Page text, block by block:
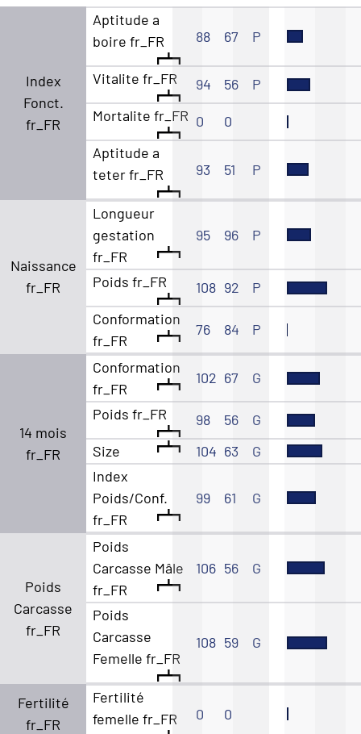
Index
Fonct.
fr_FR
Aptitude a
boire fr_FR
88 67 P
Vitalite fr_FR 94 56
P
Mortalite fr_FR 0
0
Aptitude a
teter fr_FR
93 51 P
Naissance
fr_FR
Longueur
gestation
fr_FR
95 96 P
Poids fr_FR 108 92
P
Conformation
fr_FR
76 84 P
14 mois
fr_FR
Conformation
fr_FR
102 67 G
Poids fr_FR 98 56
G
Size
104 63
G
Index
Poids/Conf.
fr_FR
99 61 G
Poids
Carcasse
fr_FR
Poids
Carcasse Mâle
fr_FR
106 56 G
Poids
Carcasse
Femelle fr_FR
108 59 G
Fertilité
fr_FR
Fertilité
femelle fr_FR
0 0